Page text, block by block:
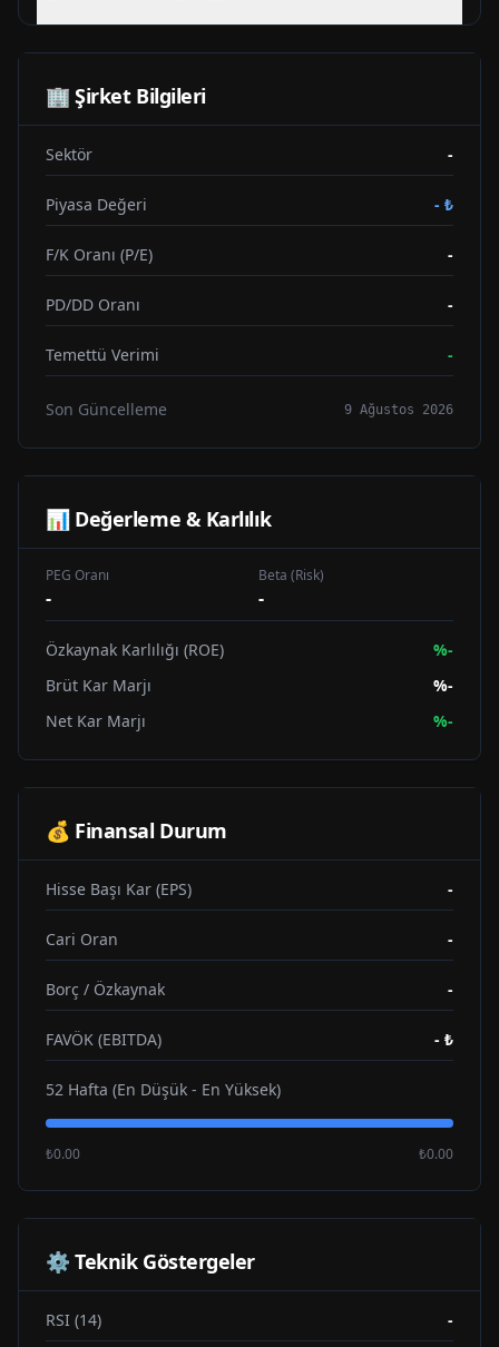
🏢 Şirket Bilgileri
Sektör -
Piyasa Değeri - ₺
F/K Oranı (P/E) -
PD/DD Oranı -
Temettü Verimi -
Son Güncelleme 9 Ağustos 2026
📊 Değerleme & Karlılık
PEG Oranı
-
Beta (Risk)
-
Özkaynak Karlılığı (ROE) %-
Brüt Kar Marjı
%-
Net Kar Marjı
%-
💰 Finansal Durum
Hisse Başı Kar (EPS) -
Cari Oran -
Borç / Özkaynak -
FAVÖK (EBITDA) - ₺
52 Hafta (En Düşük - En Yüksek)
₺0.00 ₺0.00
⚙️ Teknik Göstergeler
RSI (14) -